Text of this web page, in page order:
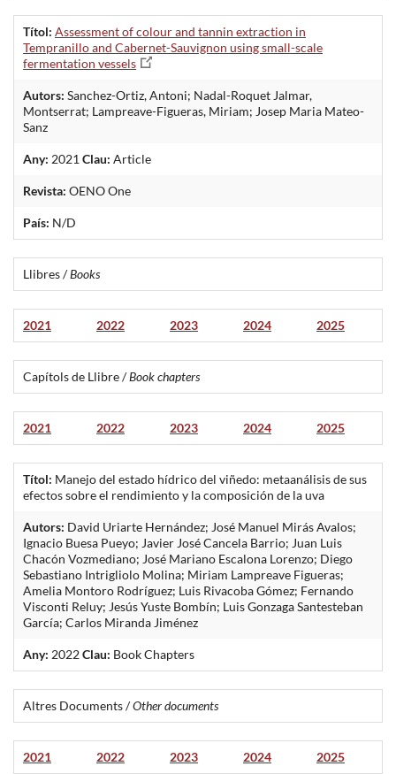
Títol: Assessment of colour and tannin extraction in
Tempranillo and Cabernet-Sauvignon using small-scale
fermentation vessels
Autors: Sanchez-Ortiz, Antoni; Nadal-Roquet Jalmar,
Montserrat; Lampreave-Figueras, Miriam; Josep Maria Mateo-
Sanz
Any: 2021 Clau: Article
Revista: OENO One
País: N/D
Llibres /Books
2021 2022 2023 2024 2025
Capítols de Llibre /Book chapters
2021 2022 2023 2024 2025
Títol: Manejo del estado hídrico del viñedo: metaanálisis de sus
efectos sobre el rendimiento y la composición de la uva
Autors: David Uriarte Hernández; José Manuel Mirás Avalos;
Ignacio Buesa Pueyo; Javier José Cancela Barrio; Juan Luis
Chacón Vozmediano; José Mariano Escalona Lorenzo; Diego
Sebastiano Intrigliolo Molina; Miriam Lampreave Figueras;
Amelia Montoro Rodríguez; Luis Rivacoba Gómez; Fernando
Visconti Reluy; Jesús Yuste Bombín; Luis Gonzaga Santesteban
García; Carlos Miranda Jiménez
Any: 2022Clau: Book Chapters
Altres Documents /Other documents
2021 2022 2023 2024 2025